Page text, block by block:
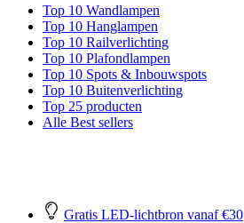
Top 10 Wandlampen
Top 10 Hanglampen
Top 10 Railverlichting
Top 10 Plafondlampen
Top 10 Spots & Inbouwspots
Top 10 Buitenverlichting
Top 25 producten
Alle Best sellers
Gratis LED-lichtbron vanaf €30